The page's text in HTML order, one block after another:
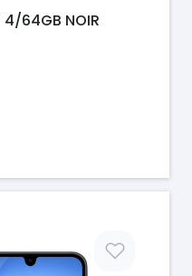
4/64GB NOIR